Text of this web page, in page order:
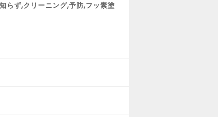
らず,クリーニング,予防,フッ素塗